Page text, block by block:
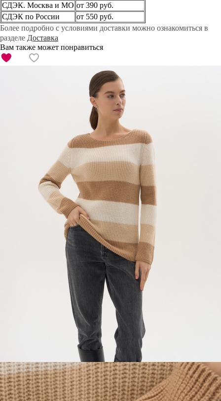
СДЭК. Москва и МО от 390 руб.
СДЭК по России
от 550 руб.
Более подробно с условиями доставки можно ознакомиться в
разделе Доставка
Вам также может понравиться